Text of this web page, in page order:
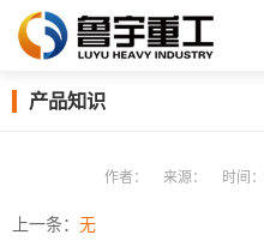
产品知识
作者： 来源： 时间：
上一条： 无